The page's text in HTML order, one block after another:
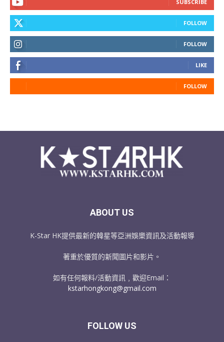
SUBSCRIBE
FOLLOW
FOLLOW
LIKE
FOLLOW
ABOUT US
K-Star HK提供最新的韓星等亞洲娛樂資訊及活動報導
著重於優質的新聞圖片和影片。
如有任何報料/活動資訊﹐歡迎Email：
kstarhongkong@gmail.com
FOLLOW US